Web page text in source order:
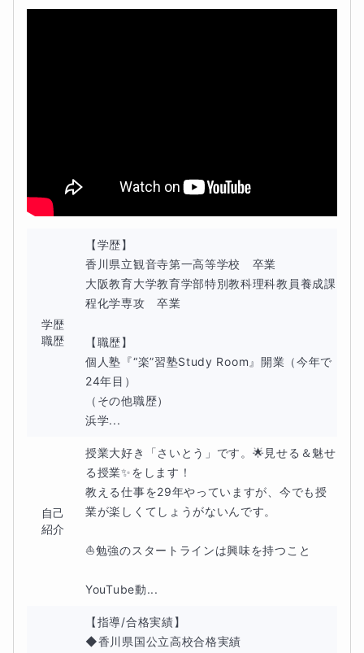
高校理科の教員免許
機化学が得意です。
塾では主に中学生に授業をしていますが、映像授業を受講
している 高校生にはこのコースのような質問受け
います。
学歴
職歴
【学歴】
香川県立観音寺第一高等学校　卒業
大阪教育大学教育学部特別教科理科教員養成課
程化学専攻　卒業
【職歴】
個人塾『“楽”習塾Study Room』開業（今年で
24年目）
（その他職歴）
浜学...
自己
紹介
授業大好き「さいとう」です。🌟見せる＆魅せ
る授業✨をします！
教える仕事を29年やっていますが、今でも授
業が楽しくてしょうがないんです。
⛵勉強のスタートラインは興味を持つこと
YouTube動...
【指導/合格実績】
◆香川県国公立高校合格実績